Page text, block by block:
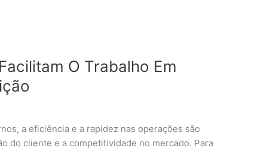
O Trabalho Em
a eficiência e a rapidez nas operações são
do cliente e a competitividade no mercado. Para